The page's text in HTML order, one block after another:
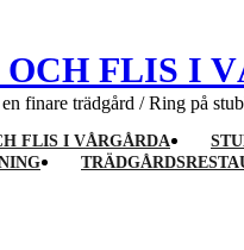
OCH FLIS I
finare trädgård / Ring på
FLIS I VÅRGÅRDA